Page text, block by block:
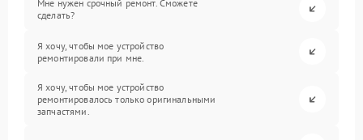
Мне нужен срочный ремонт. Сможете
сделать?
Я хочу, чтобы мое устройство
ремонтировали при мне.
Я хочу, чтобы мое устройство
ремонтировалось только оригинальными
запчастями.